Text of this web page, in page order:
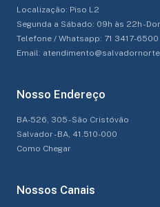
Localização: Piso L2
Segunda a Sábado: 09h às 22h -
Telefone / Whatsapp: 71 3417-6500
Email:
Nosso Endereço
BA-526, 305 - São Cristóvão
Salvador - BA, 41.510-000
Como Chegar
Nossos Canais